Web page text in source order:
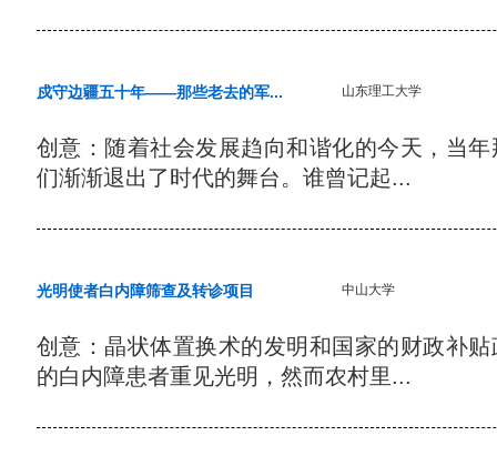
戍守边疆五十年——那些老去的军... 山东理工大学
创意：随着社会发展趋向和谐化的今天，当
们渐渐退出了时代的舞台。谁曾记起...
光明使者白内障筛查及转诊项目 中山大学
创意：晶状体置换术的发明和国家的财政补
的白内障患者重见光明，然而农村里...